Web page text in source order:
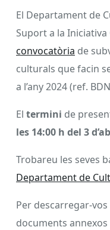
El Departament de
Suport a la Iniciativa
convocatòria de
culturals que facin
a l’any 2024 (ref.
El termini de
les 14:00 h del 3
Trobareu les seves
Departament de
Per descarregar-
documents